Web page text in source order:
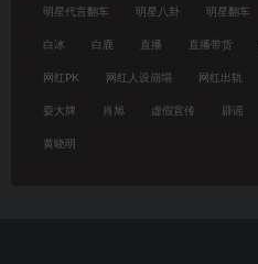
明星代言翻车 明星八卦 明星翻车
白冰 白鹿 直播 直播带货
网红PK 网红人设崩塌 网红出轨
耍大牌 肖旭 虚假宣传 辟谣
黄晓明